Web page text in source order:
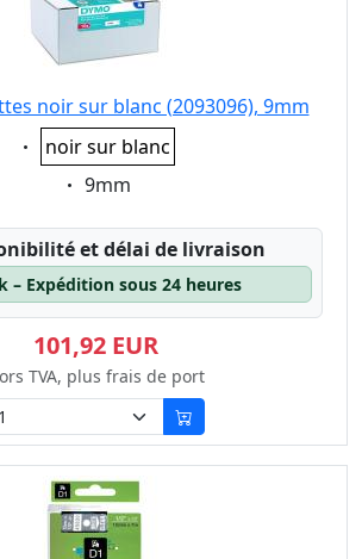
noir sur blanc (2093096), 9mm
Eigenschaft:
noir sur blanc
Eigenschaft:
9mm
et délai de livraison
– Expédition sous 24 heures
101,92 EUR
TVA, plus frais de port